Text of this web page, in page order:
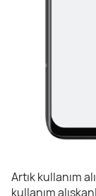
Artık kullanım
kullanım